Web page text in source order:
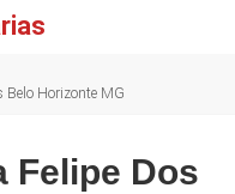
Belo Horizonte MG
Felipe Dos